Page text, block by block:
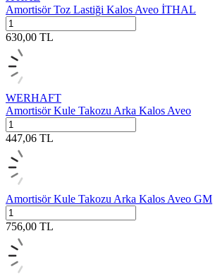
Amortisör Toz Lastiği Kalos Aveo İTHAL
630,00 TL
WERHAFT
Amortisör Kule Takozu Arka Kalos Aveo
447,06 TL
Amortisör Kule Takozu Arka Kalos Aveo GM
756,00 TL